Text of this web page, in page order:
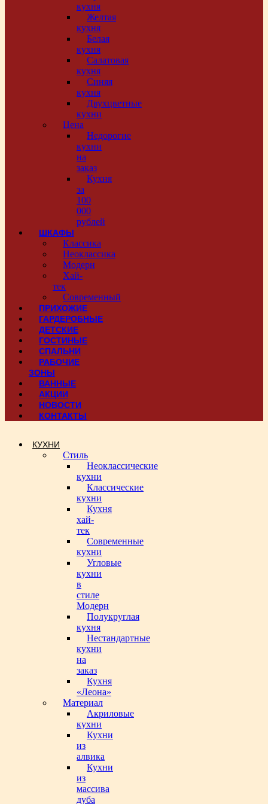
кухня
Желтая
кухня
Белая
кухня
Салатовая
кухня
Синяя
кухня
Двухцветные
кухни
Цена
Недорогие
кухни
на
заказ
Кухня
за
100
000
рублей
ШКАФЫ
Классика
Неоклассика
Модерн
Хай-
тек
Современный
ПРИХОЖИЕ
ГАРДЕРОБНЫЕ
ДЕТСКИЕ
ГОСТИНЫЕ
СПАЛЬНИ
РАБОЧИЕ
ЗОНЫ
ВАННЫЕ
АКЦИИ
НОВОСТИ
КОНТАКТЫ
КУХНИ
Стиль
Неоклассические
кухни
Классические
кухни
Кухня
хай-
тек
Современные
кухни
Угловые
кухни
в
стиле
Модерн
Полукруглая
кухня
Нестандартные
кухни
на
заказ
Кухня
«Леона»
Материал
Акриловые
кухни
Кухни
из
алвика
Кухни
из
массива
дуба